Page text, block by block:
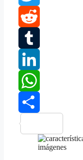
Twitter
Reddit
Tumblr
LinkedIn
WhatsApp